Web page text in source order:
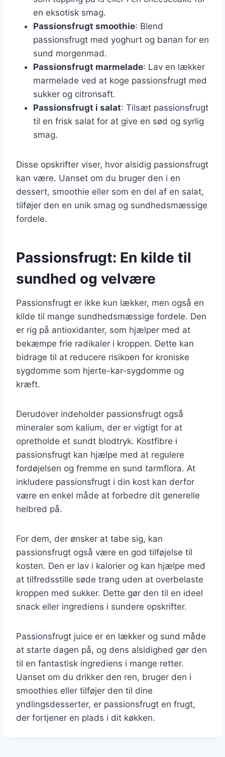
en eksotisk smag.
Passionsfrugt smoothie: Blend
passionsfrugt med yoghurt og banan for en
sund morgenmad.
Passionsfrugt marmelade: Lav en lækker
marmelade ved at koge passionsfrugt med
sukker og citronsaft.
Passionsfrugt i salat: Tilsæt passionsfrugt
til en frisk salat for at give en sød og syrlig
smag.
Disse opskrifter viser, hvor alsidig passionsfrugt
kan være. Uanset om du bruger den i en
dessert, smoothie eller som en del af en salat,
tilføjer den en unik smag og sundhedsmæssige
fordele.
Passionsfrugt: En kilde til
sundhed og velvære
Passionsfrugt er ikke kun lækker, men også en
kilde til mange sundhedsmæssige fordele. Den
er rig på antioxidanter, som hjælper med at
bekæmpe frie radikaler i kroppen. Dette kan
bidrage til at reducere risikoen for kroniske
sygdomme som hjerte-kar-sygdomme og
kræft.
Derudover indeholder passionsfrugt også
mineraler som kalium, der er vigtigt for at
opretholde et sundt blodtryk. Kostfibre i
passionsfrugt kan hjælpe med at regulere
fordøjelsen og fremme en sund tarmflora. At
inkludere passionsfrugt i din kost kan derfor
være en enkel måde at forbedre dit generelle
helbred på.
For dem, der ønsker at tabe sig, kan
passionsfrugt også være en god tilføjelse til
kosten. Den er lav i kalorier og kan hjælpe med
at tilfredsstille søde trang uden at overbelaste
kroppen med sukker. Dette gør den til en ideel
snack eller ingrediens i sundere opskrifter.
Passionsfrugt juice er en lækker og sund måde
at starte dagen på, og dens alsidighed gør den
til en fantastisk ingrediens i mange retter.
Uanset om du drikker den ren, bruger den i
smoothies eller tilføjer den til dine
yndlingsdesserter, er passionsfrugt en frugt,
der fortjener en plads i dit køkken.